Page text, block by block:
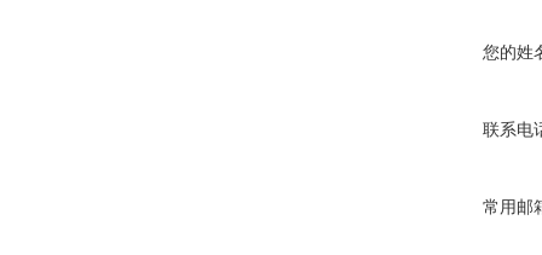
您的姓
联系电
常用邮